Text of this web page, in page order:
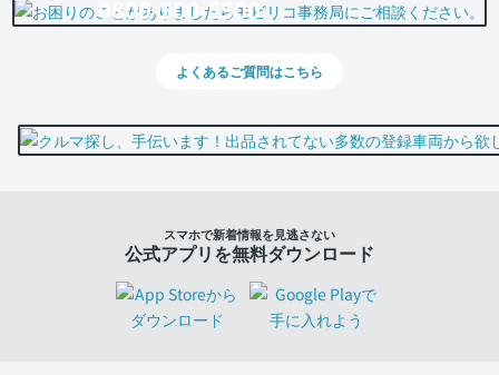
0800-500-5500
よくあるご質問はこちら
スマホで新着情報を見逃さない
公式アプリを無料ダウンロード